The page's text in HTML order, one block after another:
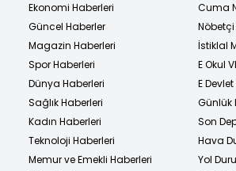
Ekonomi Haberleri
Güncel Haberler
Magazin Haberleri
Spor Haberleri
Dünya Haberleri
Sağlık Haberleri
Kadın Haberleri
Teknoloji Haberleri
Memur ve Emekli Haberleri
Cuma
İstiklal
E Okul
E
Günlük
Son
Hava
Yol